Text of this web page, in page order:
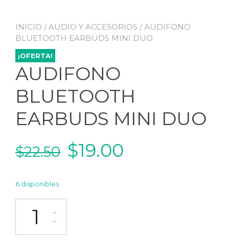
INICIO /AUDIO Y ACCESORIOS / AUDIFONO
BLUETOOTH EARBUDS MINI DUO
¡OFERTA!
AUDIFONO
BLUETOOTH
EARBUDS MINI DUO
$22.50 El
$19.00
6 disponibles